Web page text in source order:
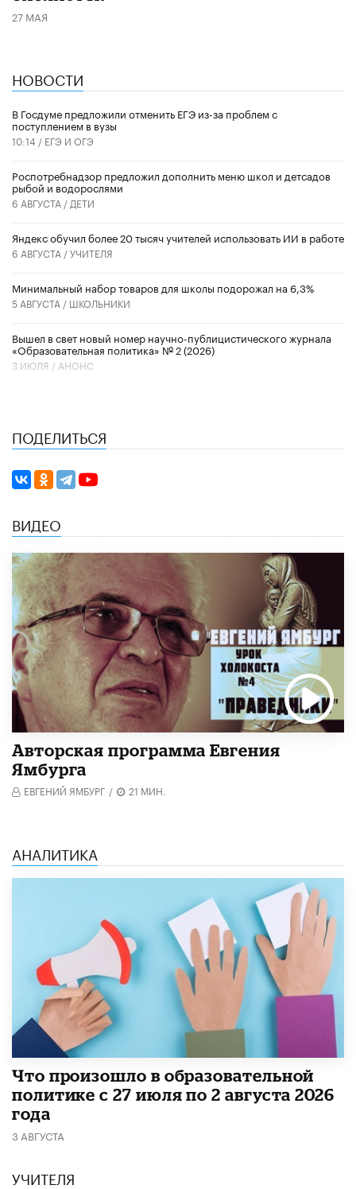
27 МАЯ
НОВОСТИ
В Госдуме предложили отменить ЕГЭ из-за проблем с
поступлением в вузы
10:14 / ЕГЭ И ОГЭ
Роспотребнадзор предложил дополнить меню школ и детсадов
рыбой и водорослями
6 АВГУСТА / ДЕТИ
​Яндекс обучил более 20 тысяч учителей использовать ИИ в работе
6 АВГУСТА /УЧИТЕЛЯ
Минимальный набор товаров для школы подорожал на 6,3%
5 АВГУСТА / ШКОЛЬНИКИ
Вышел в свет новый номер научно-публицистического журнала
«Образовательная политика» № 2 (2026)
3 ИЮЛЯ / АНОНС
ПОДЕЛИТЬСЯ
ВИДЕО
Авторская программа Евгения
Ямбурга
ЕВГЕНИЙ ЯМБУРГ / 21 МИН.
АНАЛИТИКА
​Что произошло в образовательной
политике с 27 июля по 2 августа 2026
года
3 АВГУСТА
УЧИТЕЛЯ